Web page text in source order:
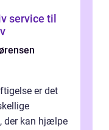
service til
er det
der kan hjælpe